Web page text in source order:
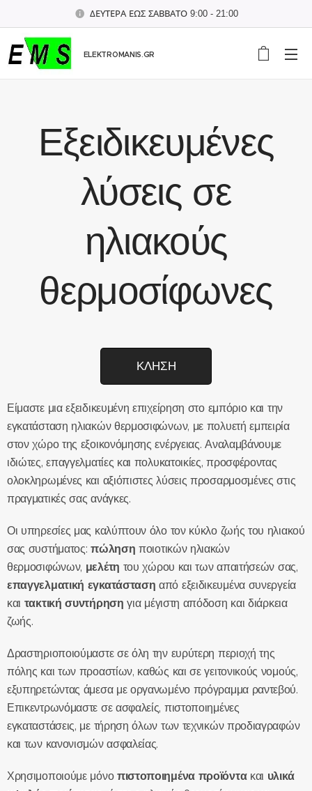
ΔΕΥΤΕΡΑ ΕΩΣ ΣΑΒΒΑΤΟ 9:00 - 21:00
ELEKTROMANIS.GR
Εξειδικευμένες
λύσεις σε
ηλιακούς
θερμοσίφωνες
ΚΛΗΣΗ
Είμαστε μια εξειδικευμένη επιχείρηση στο εμπόριο και την
εγκατάσταση ηλιακών θερμοσιφώνων, με πολυετή εμπειρία
στον χώρο της εξοικονόμησης ενέργειας. Αναλαμβάνουμε
ιδιώτες, επαγγελματίες και πολυκατοικίες, προσφέροντας
ολοκληρωμένες και αξιόπιστες λύσεις προσαρμοσμένες στις
πραγματικές σας ανάγκες.
Οι υπηρεσίες μας καλύπτουν όλο τον κύκλο ζωής του ηλιακού
σας συστήματος:πώληση ποιοτικών ηλιακών
θερμοσιφώνων, μελέτη του χώρου και των απαιτήσεών σας,
επαγγελματική εγκατάσταση από εξειδικευμένα συνεργεία
και τακτική συντήρηση για μέγιστη απόδοση και διάρκεια
ζωής.
Δραστηριοποιούμαστε σε όλη την ευρύτερη περιοχή της
πόλης και των προαστίων, καθώς και σε γειτονικούς νομούς,
εξυπηρετώντας άμεσα με οργανωμένο πρόγραμμα ραντεβού.
Επικεντρωνόμαστε σε ασφαλείς, πιστοποιημένες
εγκαταστάσεις, με τήρηση όλων των τεχνικών προδιαγραφών
και των κανονισμών ασφαλείας.
Χρησιμοποιούμε μόνοπιστοποιημένα προϊόντακαι υλικά